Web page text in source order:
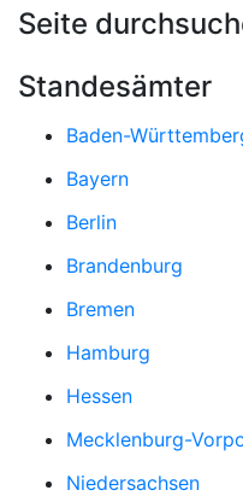
Seite
Standesämter
Baden-
Bayern
Berlin
Brandenburg
Bremen
Hamburg
Hessen
Mecklenburg-
Niedersachsen